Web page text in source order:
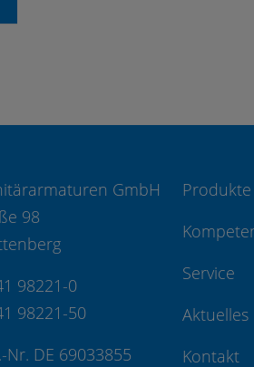
GmbH
98
98221-0
98221-50
Nr. DE 69033855
Produkte
Service
Aktuelles
Kontakt